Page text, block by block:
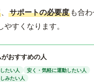
、 サポートの必要度 も合
すくなります。
おすすめの人
たい人
安く・気軽に運動したい人
みたい人